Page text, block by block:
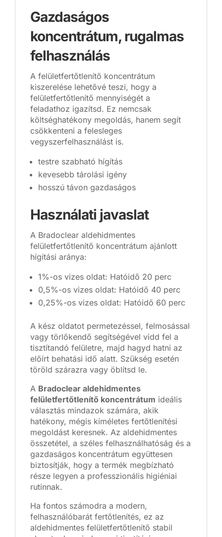
Gazdaságos
koncentrátum, rugalmas
felhasználás
A felületfertőtlenítő koncentrátum
kiszerelése lehetővé teszi, hogy a
felületfertőtlenítő mennyiségét a
feladathoz igazítsd. Ez nemcsak
költséghatékony megoldás, hanem segít
csökkenteni a felesleges
vegyszerfelhasználást is.
testre szabható hígítás
kevesebb tárolási igény
hosszú távon gazdaságos
Használati javaslat
A Bradoclear aldehidmentes
felületfertőtlenítő koncentrátum ajánlott
hígítási aránya:
1%-os vizes oldat: Hatóidő 20 perc
0,5%-os vizes oldat: Hatóidő 40 perc
0,25%-os vizes oldat: Hatóidő 60 perc
A kész oldatot permetezéssel, felmosással
vagy törlőkendő segítségével vidd fel a
tisztítandó felületre, majd hagyd hatni az
előírt behatási idő alatt. Szükség esetén
töröld szárazra vagy öblítsd le.
A Bradoclear aldehidmentes
felületfertőtlenítő koncentrátum ideális
választás mindazok számára, akik
hatékony, mégis kíméletes fertőtlenítési
megoldást keresnek. Az aldehidmentes
összetétel, a széles felhasználhatóság és a
gazdaságos koncentrátum együttesen
biztosítják, hogy a termék megbízható
része legyen a professzionális higiéniai
rutinnak.
Ha fontos számodra a modern,
felhasználóbarát fertőtlenítés, ez az
aldehidmentes felületfertőtlenítő stabil